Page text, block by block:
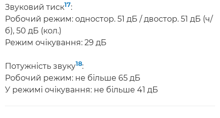
Звуковий тиск17:
Робочий режим: одностор. 51 дБ / двостор. 51 дБ (ч/
б), 50 дБ (кол.)
Режим очікування: 29 дБ
Потужність звуку18:
Робочий режим: не більше 65 дБ
У режимі очікування: не більше 41 дБ